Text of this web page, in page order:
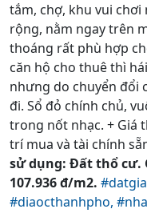
tắm, chợ, khu vui chơi
rộng, nằm ngay trên
thoáng rất phù hợp
căn hộ cho thuê thì
nhưng do chuyển đổi
đi. Sổ đỏ chính chủ,
trong nốt nhạc. + Giá
trí mua và tài chính
sử dụng: Đất thổ cư.
107.936 đ/m2.
#diaocthanhpho,